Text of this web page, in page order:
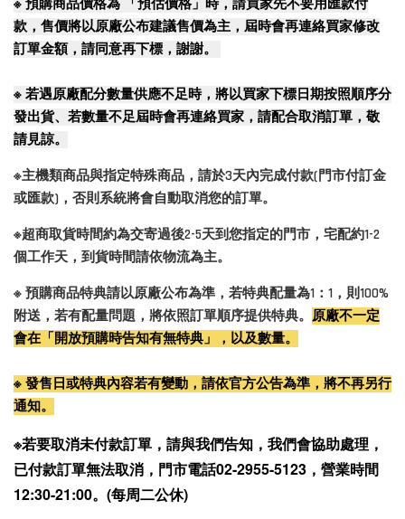
※ 預購商品價格為 「預估價格」時，請買家先不要用匯款付
款，售價將以原廠公布建議售價為主，屆時會再連絡買家修改
訂單金額，請同意再下標，謝謝。
※ 若遇原廠配分數量供應不足時，將以買家下標日期按照順序分
發出貨、若數量不足屆時會再連絡買家，請配合取消訂單，敬
請見諒。
※主機類商品與指定特殊商品，請於3天內完成付款(門市付訂金
或匯款)，否則系統將會自動取消您的訂單。
※超商取貨時間約為交寄過後2-5天到您指定的門市，宅配約1-2
個工作天，到貨時間請依物流為主。
※ 預購商品特典請以原廠公布為準，若特典配量為1：1，則100%
附送，若有配量問題，將依照訂單順序提供特典。 原廠不一定
會在「開放預購時告知有無特典」，以及數量。
※ 發售日或特典內容若有變動，請依官方公告為準，將不再另行
通知。
※若要取消未付款訂單，請與我們告知，我們會協助處理，
已付款訂單無法取消，門市電話02-2955-5123，營業時間
12:30-21:00。(每周二公休)